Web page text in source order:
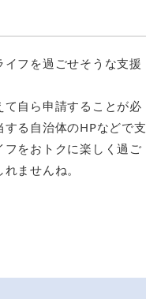
フを過ごせそうな支援
自ら申請することが必
る自治体のHPなどで支
をおトクに楽しく過ご
ませんね。